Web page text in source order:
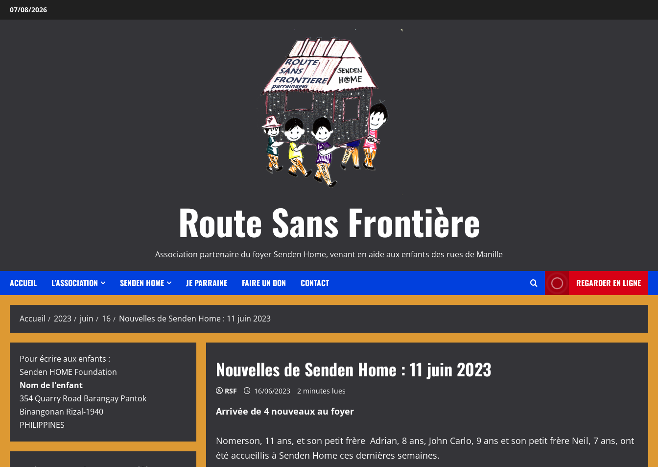
Aller
au
07/08/2026
Route Sans Frontière
Association partenaire du foyer Senden Home, venant en aide aux enfants des rues de Manille
ACCUEIL L’ASSOCIATION SENDEN HOME JE PARRAINE FAIRE UN DON CONTACT REGARDER EN LIGNE
Accueil 2023 juin 16 Nouvelles de Senden Home : 11 juin 2023
Nouvelles de Senden Home : 11 juin 2023
RSF 16/06/2023 2 minutes lues
Arrivée de 4 nouveaux au foyer
Nomerson, 11 ans, et son petit frère Adrian, 8 ans, John Carlo, 9 ans et son petit frère Neil, 7 ans, ont
été accueillis à Senden Home ces dernières semaines.
Pour écrire aux enfants :
Senden HOME Foundation
Nom de l'enfant
354 Quarry Road Barangay Pantok
Binangonan Rizal-1940
PHILIPPINES